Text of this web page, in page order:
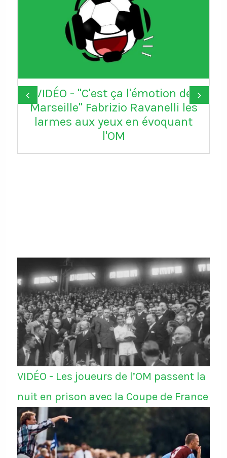
VIDÉO - "C'est ça l'émotion de
Marseille" Fabrizio Ravanelli les
larmes aux yeux en évoquant
l'OM
‹ ›
VIDÉO - Les joueurs de l’OM passent la
nuit en prison avec la Coupe de France